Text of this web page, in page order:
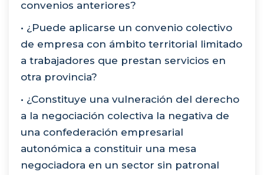
convenios anteriores?
• ¿Puede aplicarse un convenio colectivo
de empresa con ámbito territorial limitado
a trabajadores que prestan servicios en
otra provincia?
• ¿Constituye una vulneración del derecho
a la negociación colectiva la negativa de
una confederación empresarial
autonómica a constituir una mesa
negociadora en un sector sin patronal